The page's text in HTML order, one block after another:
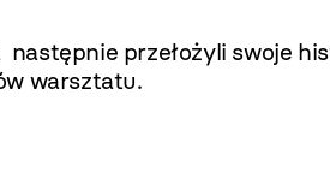
przełożyli swoje
warsztatu.